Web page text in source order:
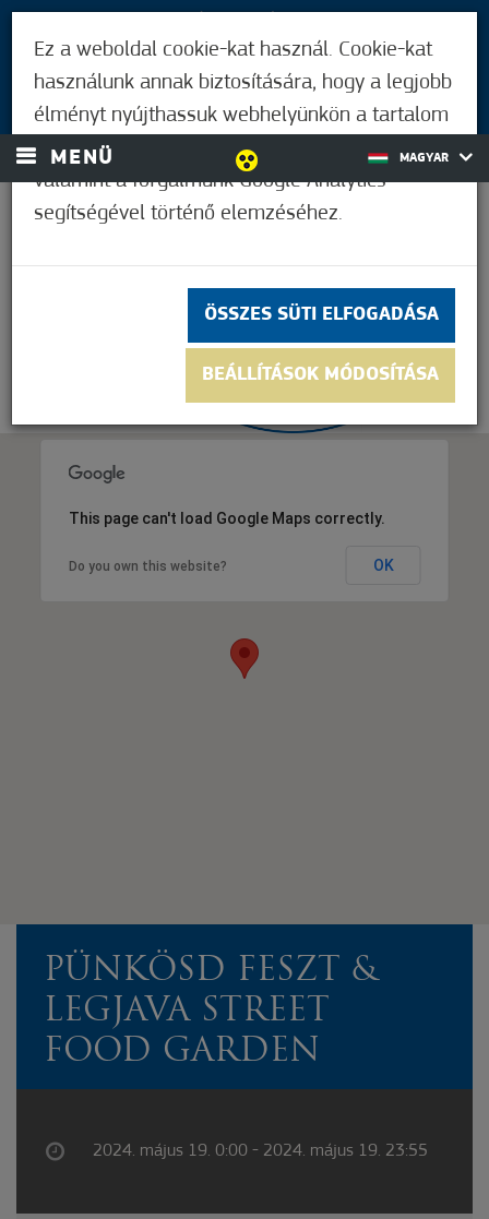
BEJELENTKEZÉS
MENÜ MAGYAR
This page can't load Google Maps correctly.
Do you own this website? OK
PÜNKÖSD FESZT &
LEGJAVA STREET
FOOD GARDEN
2024. május 19. 0:00 - 2024. május 19. 23:55
Ez a weboldal cookie-kat használ. Cookie-kat
használunk annak biztosítására, hogy a legjobb
élményt nyújthassuk webhelyünkön a tartalom
és a hirdetések személyre szabásához,
valamint a forgalmunk Google Analytics
segítségével történő elemzéséhez.
ÖSSZES SÜTI ELFOGADÁSA
BEÁLLÍTÁSOK MÓDOSÍTÁSA